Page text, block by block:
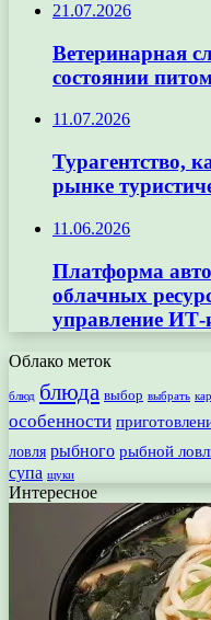
21.07.2026
Ветеринарная
состоянии
11.07.2026
Турагентство,
рынке
11.06.2026
Платформа
облачных
управление ИТ-
Облако меток
блюд блюда выбор выбрать
особенности
ловля рыбного рыбной
супа щуки
Интересное